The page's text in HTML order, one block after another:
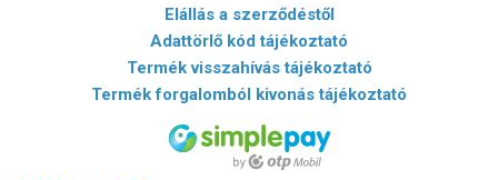
Elállás a szerződéstől
Adattörlő kód tájékoztató
Termék visszahívás tájékoztató
Termék forgalomból kivonás tájékoztató